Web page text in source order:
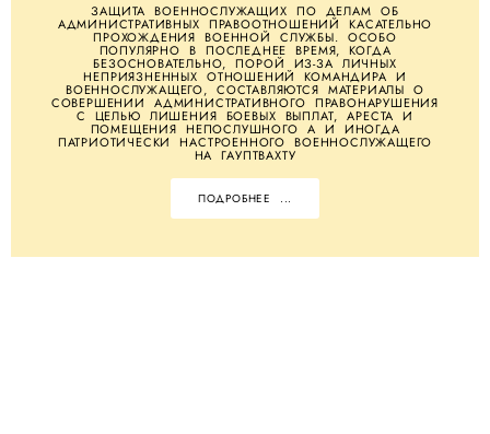
ЗАЩИТА ВОЕННОСЛУЖАЩИХ ПО ДЕЛАМ ОБ
АДМИНИСТРАТИВНЫХ ПРАВООТНОШЕНИЙ КАСАТЕЛЬНО
ПРОХОЖДЕНИЯ ВОЕННОЙ СЛУЖБЫ. ОСОБО
ПОПУЛЯРНО В ПОСЛЕДНЕЕ ВРЕМЯ, КОГДА
БЕЗОСНОВАТЕЛЬНО, ПОРОЙ ИЗ-ЗА ЛИЧНЫХ
НЕПРИЯЗНЕННЫХ ОТНОШЕНИЙ КОМАНДИРА И
ВОЕННОСЛУЖАЩЕГО, СОСТАВЛЯЮТСЯ МАТЕРИАЛЫ О
СОВЕРШЕНИИ АДМИНИСТРАТИВНОГО ПРАВОНАРУШЕНИЯ
С ЦЕЛЬЮ ЛИШЕНИЯ БОЕВЫХ ВЫПЛАТ, АРЕСТА И
ПОМЕЩЕНИЯ НЕПОСЛУШНОГО А И ИНОГДА
ПАТРИОТИЧЕСКИ НАСТРОЕННОГО ВОЕННОСЛУЖАЩЕГО
НА ГАУПТВАХТУ
ПОДРОБНЕЕ ...